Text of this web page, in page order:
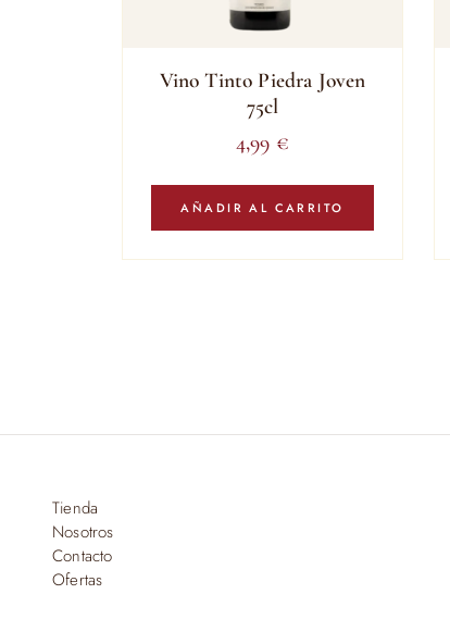
Vino Tinto Piedra Joven
75cl
4,99 €
AÑADIR AL CARRITO
Tienda
Nosotros
Contacto
Ofertas